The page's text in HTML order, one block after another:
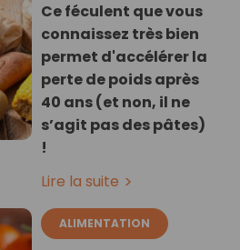
Ce féculent que vous
connaissez très bien
permet d'accélérer la
perte de poids après
40 ans (et non, il ne
s’agit pas des pâtes)
!
Lire la suite
ALIMENTATION